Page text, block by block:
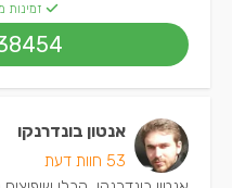
אנטון בונדרנקו
53 חוות דעת